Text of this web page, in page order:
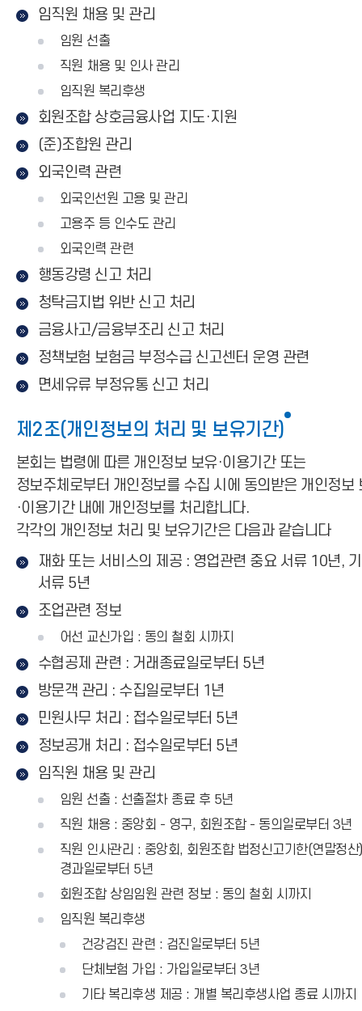
임직원 채용 및 관리
임원 선출
직원 채용 및 인사 관리
임직원 복리후생
회원조합 상호금융사업 지도·지원
(준)조합원 관리
외국인력 관련
외국인선원 고용 및 관리
고용주 등 인수도 관리
외국인력 관련
행동강령 신고 처리
청탁금지법 위반 신고 처리
금융사고/금융부조리 신고 처리
정책보험 보험금 부정수급 신고센터 운영 관련
면세유류 부정유통 신고 처리
제2조(개인정보의 처리 및 보유기간)
본회는 법령에 따른 개인정보 보유·이용기간 또는
정보주체로부터 개인정보를 수집 시에 동의받은 개인정보
·이용기간 내에 개인정보를 처리합니다.
각각의 개인정보 처리 및 보유기간은 다음과 같습니다
재화 또는 서비스의 제공 : 영업관련 중요 서류 10년,
서류 5년
조업관련 정보
어선 교신가입 : 동의 철회 시까지
수협공제 관련 : 거래종료일로부터 5년
방문객 관리 : 수집일로부터 1년
민원사무 처리 : 접수일로부터 5년
정보공개 처리 : 접수일로부터 5년
임직원 채용 및 관리
임원 선출 : 선출절차 종료 후 5년
직원 채용 : 중앙회 - 영구, 회원조합 - 동의일로부터 3년
직원 인사관리 : 중앙회, 회원조합 법정신고기한(연말정산)
경과일로부터 5년
회원조합 상임임원 관련 정보 : 동의 철회 시까지
임직원 복리후생
건강검진 관련 : 검진일로부터 5년
단체보험 가입 : 가입일로부터 3년
기타 복리후생 제공 : 개별 복리후생사업 종료 시까지